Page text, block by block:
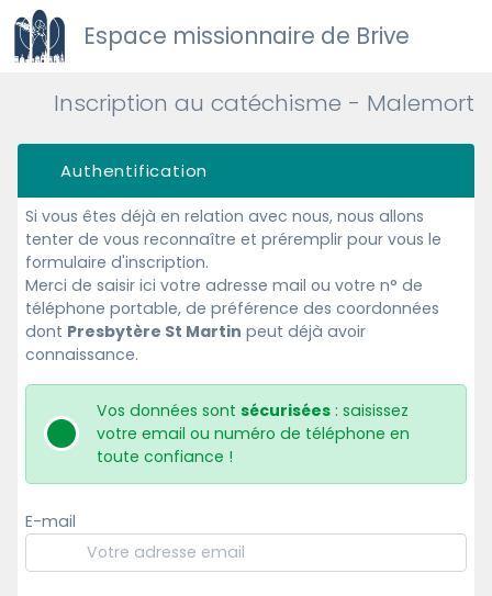
Espace missionnaire de Brive
Inscription au catéchisme - Malemort
Authentification
Si vous êtes déjà en relation avec nous, nous allons
tenter de vous reconnaître et préremplir pour vous le
formulaire d'inscription.
Merci de saisir ici votre adresse mail ou votre n° de
téléphone portable, de préférence des coordonnées
dont Presbytère St Martin peut déjà avoir
connaissance.
Vos données sontsécurisées : saisissez
votre email ou numéro de téléphone en
toute confiance !
E-mail